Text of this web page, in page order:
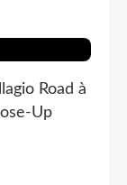
Road à
Up